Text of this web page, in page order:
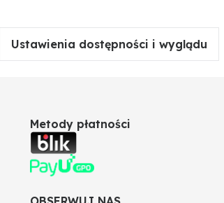
Ustawienia dostępności i wyglądu
Metody płatności